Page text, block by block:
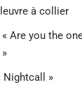
à collier
Are you the
Nightcall »